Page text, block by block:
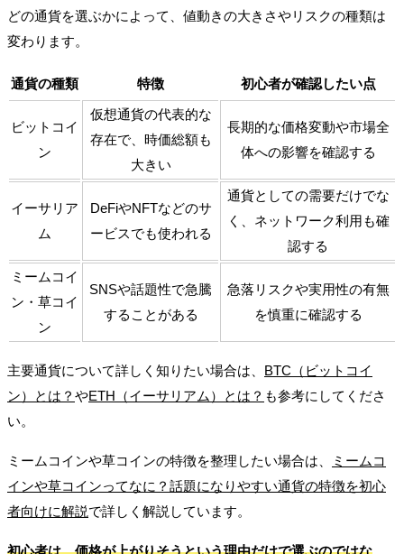
どの通貨を選ぶかによって、値動きの大きさやリスクの種類は
変わります。
通貨の種類 特徴 初心者が確認したい点
ビットコイ
ン
仮想通貨の代表的な
存在で、時価総額も
大きい
長期的な価格変動や市場全
体への影響を確認する
イーサリア
ム
DeFiやNFTなどのサ
ービスでも使われる
通貨としての需要だけでな
く、ネットワーク利用も確
認する
ミームコイ
ン・草コイ
ン
SNSや話題性で急騰
することがある
急落リスクや実用性の有無
を慎重に確認する
主要通貨について詳しく知りたい場合は、
BTC（ビットコイ
ン）とは？ やETH（イーサリアム）とは？ も参考にしてくださ
い。
ミームコインや草コインの特徴を整理したい場合は、
ミームコ
インや草コインってなに？話題になりやすい通貨の特徴を初心
者向けに解説で詳しく解説しています。